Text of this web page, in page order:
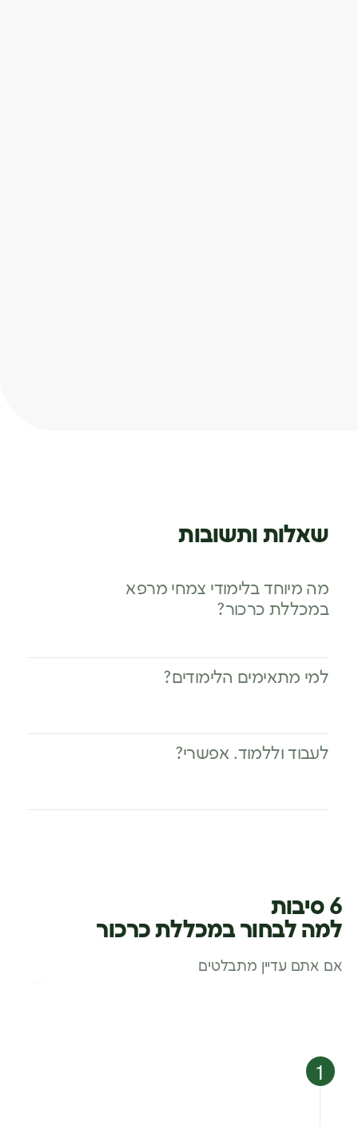
שאלות ותשובות
מה מיוחד בלימודי צמחי מרפא
במכללת כרכור?
למי מתאימים הלימודים?
לעבוד וללמוד. אפשרי?
6 סיבות
למה לבחור במכללת כרכור
אם אתם עדיין מתבלטים